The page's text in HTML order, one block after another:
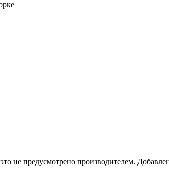
не предусмотрено производителем.